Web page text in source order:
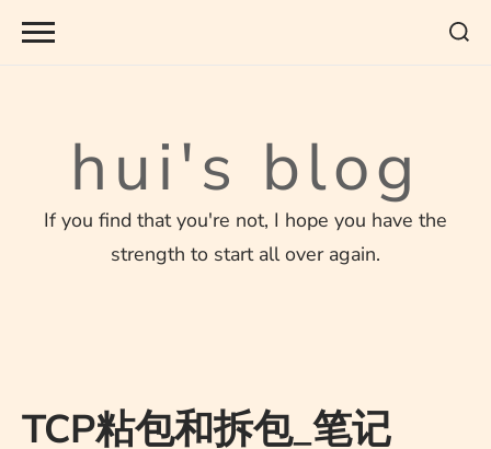
Skip
hui's blog
If you find that you're not, I hope you have the
strength to start all over again.
TCP粘包和拆包_笔记